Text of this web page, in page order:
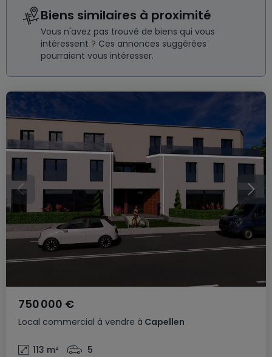
Biens similaires à proximité
Vous n'avez pas trouvé de biens qui vous
intéressent ? Ces annonces suggérées
pourraient vous intéresser.
Local commercial à vendre à Capellen
750 000 €
113 m² 5